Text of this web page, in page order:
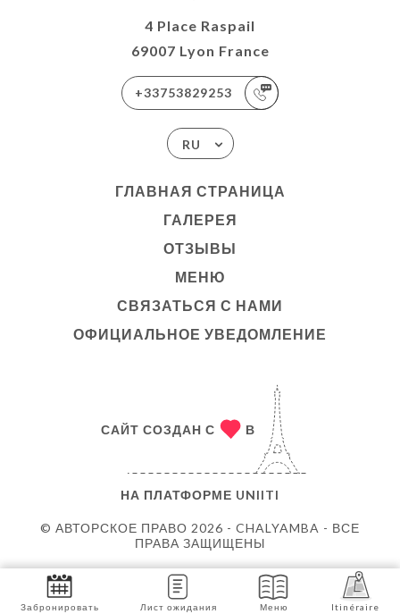
4 Place Raspail
69007 Lyon France
+33753829253
RU
ГЛАВНАЯ СТРАНИЦА
ГАЛЕРЕЯ
ОТЗЫВЫ
МЕНЮ
СВЯЗАТЬСЯ С НАМИ
ОФИЦИАЛЬНОЕ УВЕДОМЛЕНИЕ
© АВТОРСКОЕ ПРАВО 2026 - CHALYAMBA - ВСЕ
ПРАВА ЗАЩИЩЕНЫ
САЙТ СОЗДАН С В
НА ПЛАТФОРМЕ UNIITI
Забронировать Лист ожидания Меню Itinéraire